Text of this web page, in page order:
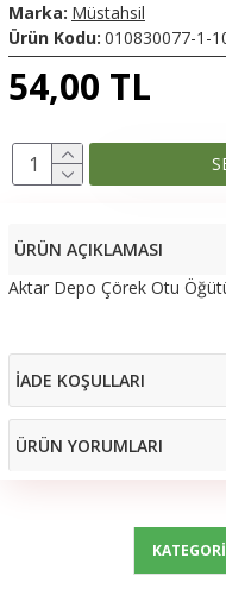
54,00 TL
Marka: Müstahsil
Ürün Kodu: 010830077-1-
ÜRÜN AÇIKLAMASI
Aktar Depo Çörek Otu
İADE KOŞULLARI
ÜRÜN YORUMLARI